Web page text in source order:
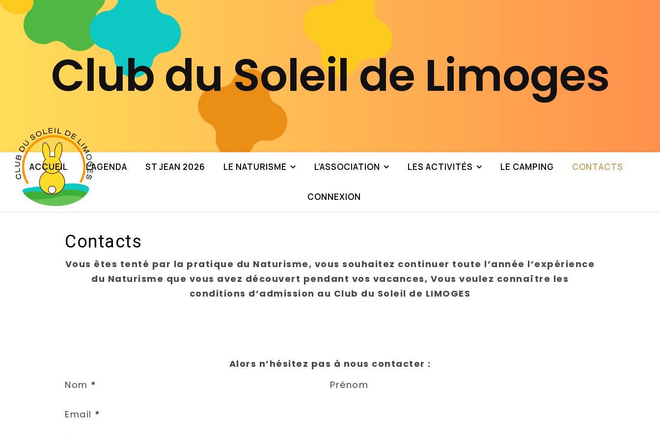
Club du Soleil de Limoges
ACCUEIL L’AGENDA ST JEAN 2026 LE NATURISME L’ASSOCIATION LES ACTIVITÉS LE CAMPING CONTACTS
CONNEXION
Contacts
Vous êtes tenté par la pratique du Naturisme, vous souhaitez continuer toute l’année l’expérience
du Naturisme que vous avez découvert pendant vos vacances, Vous voulez connaître les
conditions d’admission au Club du Soleil de LIMOGES
Alors n’hésitez pas à nous contacter :
Section
Nom * Prénom
Email *